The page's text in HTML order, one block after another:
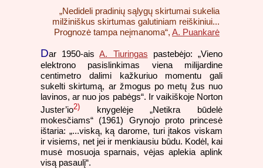
„Nedideli pradinių sąlygų skirtumai sukelia
milžiniškus skirtumas galutiniam reiškiniui...
Prognozė tampa neįmanoma“, A. Puankarė
Dar 1950-aisA. Tiuringas pastebėjo: „Vieno
elektrono pasislinkimas viena milijardine
centimetro dalimi kažkuriuo momentu gali
sukelti skirtumą, ar žmogus po metų žus nuo
lavinos, ar nuo jos pabėgs“. Ir vaikiškoje Norton
Juster’io2) knygelėje „Netikra būdelė
mokesčiams“ (1961) Grynojo proto princesė
ištaria: „...viską, ką darome, turi įtakos viskam
ir visiems, net jei ir menkiausiu būdu. Kodėl, kai
musė mosuoja sparnais, vėjas aplekia aplink
visą pasaulį“.